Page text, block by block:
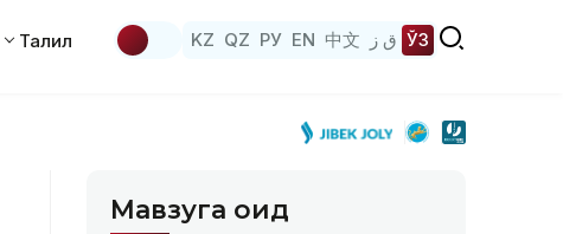
Таҳлил KZ QZ РУ EN 中文 ق ز ЎЗ
Мавзуга оид